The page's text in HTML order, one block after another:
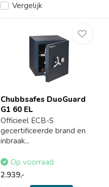
Vergelijk
Chubbsafes DuoGuard
G1 60 EL
Officieel ECB-S
gecertificeerde brand en
inbraak...
Op voorraad
2.939,-